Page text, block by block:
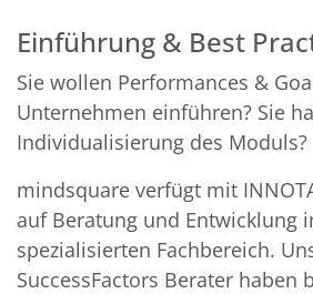
Einführung & Best
Sie wollen Performances &
Unternehmen einführen? Sie
Individualisierung des Moduls?
mindsquare verfügt mit
auf Beratung und Entwicklung
spezialisierten Fachbereich.
SuccessFactors Berater haben